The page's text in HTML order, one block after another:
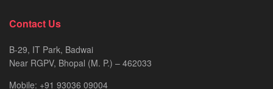
Contact Us
B-29, IT Park, Badwai
Near RGPV, Bhopal (M. P.) – 462033
Mobile: +91 93036 09004